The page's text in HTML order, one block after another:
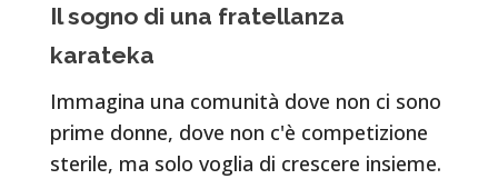
Il sogno di una fratellanza
karateka
Immagina una comunità dove non ci sono
prime donne, dove non c'è competizione
sterile, ma solo voglia di crescere insieme.